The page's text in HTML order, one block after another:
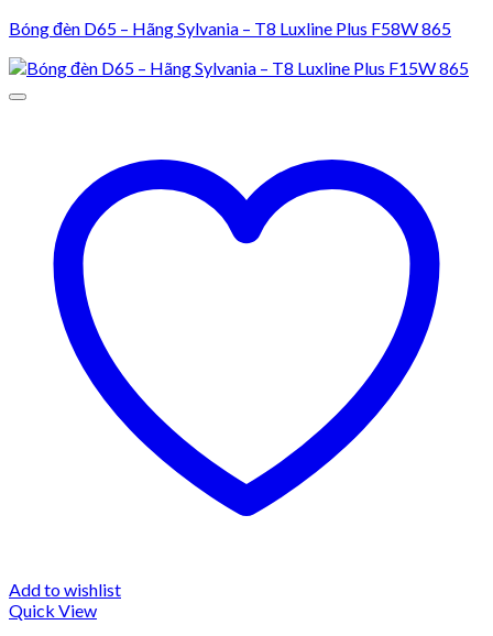
Bóng đèn D65 – Hãng Sylvania – T8 Luxline Plus F58W 865
Add to wishlist
Quick View